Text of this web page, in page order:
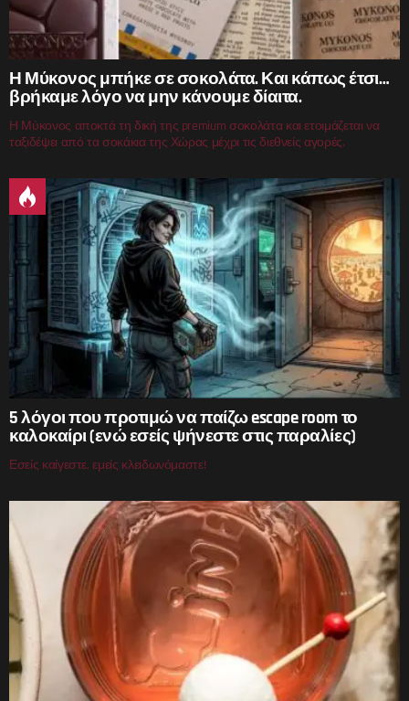
Η Μύκονος μπήκε σε σοκολάτα. Και κάπως έτσι…
βρήκαμε λόγο να μην κάνουμε δίαιτα.
Η Μύκονος αποκτά τη δική της premium σοκολάτα και ετοιμάζεται να
ταξιδέψει από τα σοκάκια της Χώρας μέχρι τις διεθνείς αγορές.
5 λόγοι που προτιμώ να παίζω escape room το
καλοκαίρι (ενώ εσείς ψήνεστε στις παραλίες)
Εσείς καίγεστε, εμείς κλειδωνόμαστε!